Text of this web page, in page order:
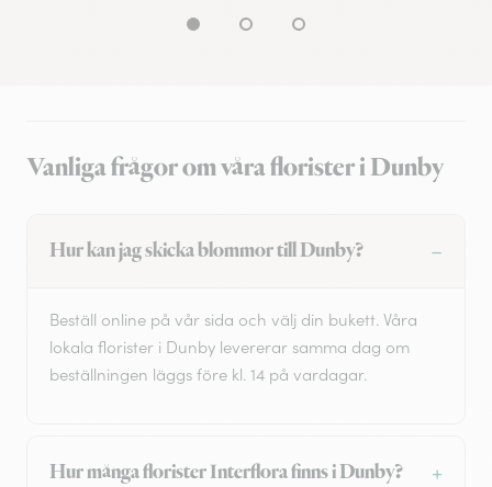
Vanliga frågor om våra florister i Dunby
Hur kan jag skicka blommor till Dunby?
Beställ online på vår sida och välj din bukett. Våra
lokala florister i Dunby levererar samma dag om
beställningen läggs före kl. 14 på vardagar.
Hur många florister Interflora finns i Dunby?